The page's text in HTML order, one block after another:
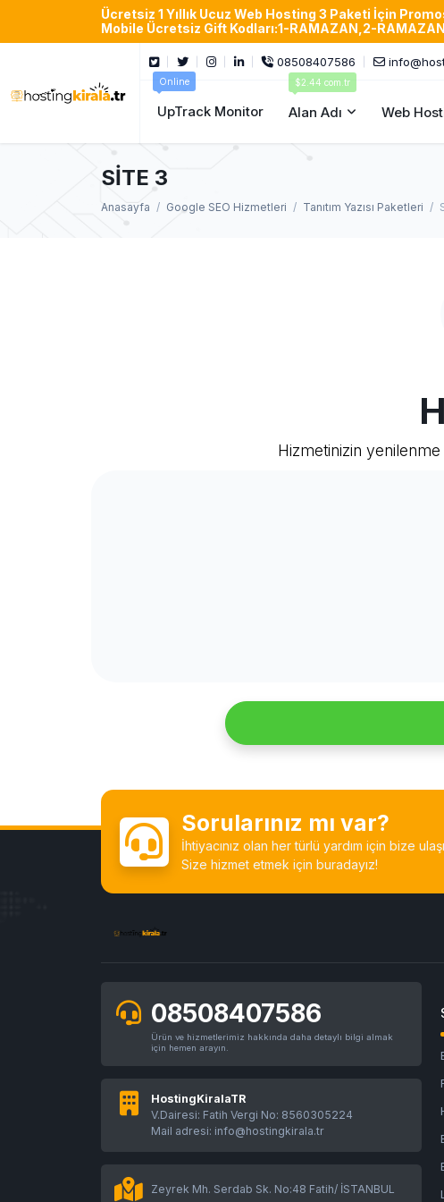
Ücretsiz 1 Yıllık Ucuz Web Hosting 3 Paketi İçin
Mobile Ücretsiz Gift Kodları:1-RAMAZAN,2-
08508407586
Online
UpTrack Monitor
$2.44 com.tr
Alan Adı Web
SİTE 3
Anasayfa Google SEO Hizmetleri Tanıtım Yazısı Paketleri
Hizmetinizin yenilenme
Sorularınız mı var?
İhtiyacınız olan her türlü yardım için bize
Size hizmet etmek için buradayız!
08508407586
Ürün ve hizmetlerimiz hakkında daha detaylı bilgi almak
için hemen arayın.
HostingKiralaTR
V.Dairesi: Fatih Vergi No: 8560305224
Mail adresi: info@hostingkirala.tr
Zeyrek Mh. Serdab Sk. No:48 Fatih/ İSTANBUL